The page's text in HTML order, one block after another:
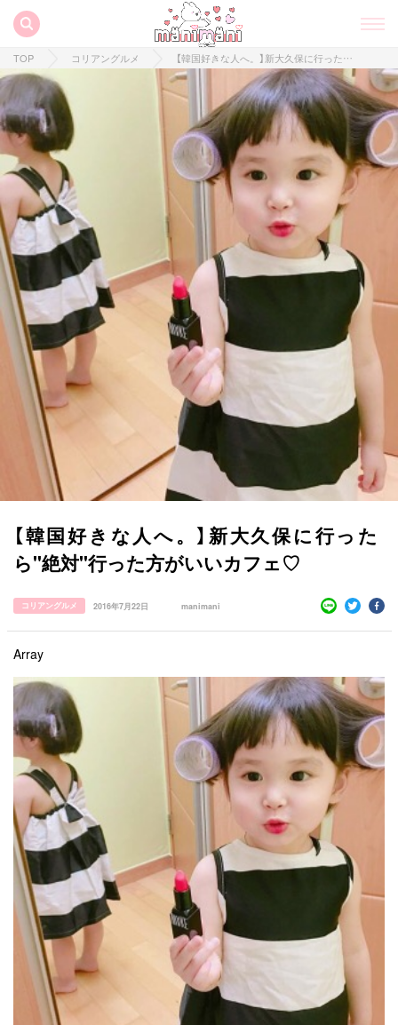
すべての記事
manimani について
タグ一覧
キュレーター一覧
運営会社
利用規約
プライバシーポリシー
お問い合わせ
韓国旅行 韓国ファッション 韓国アイドル
メイク コスメ ファッション
kpop 韓国メイク
オルチャンメイク twice 人気 アイドル
韓国ドラマ かわいい
TOP コリアングルメ 【韓国好きな人へ。】新大久保に行ったら"絶対"行った方がいいカフェ♡
【韓国好きな人へ。】新大久保に行った
ら"絶対"行った方がいいカフェ♡
コリアングルメ 2016年7月22日 manimani
Array